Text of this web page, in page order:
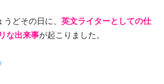
どその日に、 英文ライターとしての仕
な出来事が起こりました。